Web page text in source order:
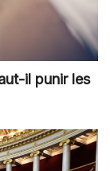
il punir les